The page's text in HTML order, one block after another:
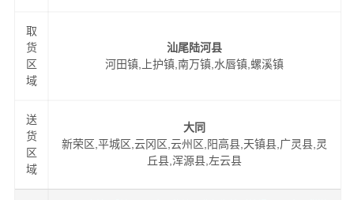
取
货
区
域
汕尾陆河县
河田镇,上护镇,南万镇,水唇镇,螺溪镇
送
货
区
域
大同
新荣区,平城区,云冈区,云州区,阳高县,天镇县,广灵县,灵
丘县,浑源县,左云县